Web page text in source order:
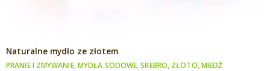
Naturalne mydło ze złotem
PRANIE I ZMYWANIE,MYDŁA SODOWE,SREBRO, ZŁOTO, MIEDŹ